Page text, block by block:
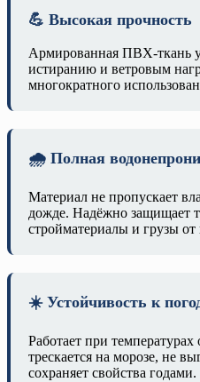
💪 Высокая прочность
Армированная ПВХ-ткань
истиранию и ветровым
многократного
🌧️ Полная
Материал не пропускает
дожде. Надёжно защищает
стройматериалы и грузы от
☀️ Устойчивость к
Работает при
трескается на морозе, не
сохраняет свойства годами.